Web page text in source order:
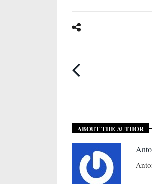
ABOUT THE AUTHOR